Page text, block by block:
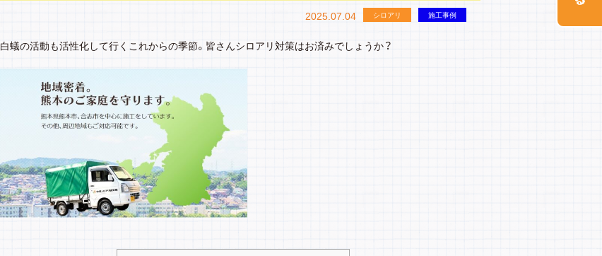
2025.07.04 シロアリ 施工事例
白蟻の活動も活性化して行くこれからの季節。皆さんシロアリ対策はお済みでしょうか？